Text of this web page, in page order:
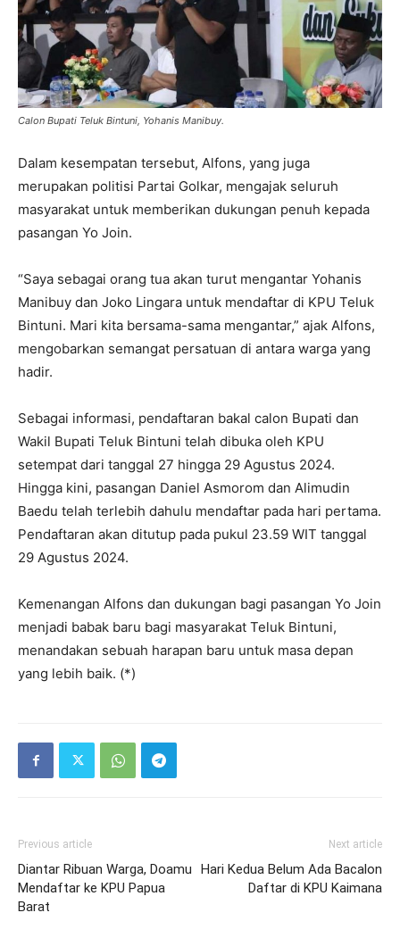
Calon Bupati Teluk Bintuni, Yohanis Manibuy.
Dalam kesempatan tersebut, Alfons, yang juga
merupakan politisi Partai Golkar, mengajak seluruh
masyarakat untuk memberikan dukungan penuh kepada
pasangan Yo Join.
“Saya sebagai orang tua akan turut mengantar Yohanis
Manibuy dan Joko Lingara untuk mendaftar di KPU Teluk
Bintuni. Mari kita bersama-sama mengantar,” ajak Alfons,
mengobarkan semangat persatuan di antara warga yang
hadir.
Sebagai informasi, pendaftaran bakal calon Bupati dan
Wakil Bupati Teluk Bintuni telah dibuka oleh KPU
setempat dari tanggal 27 hingga 29 Agustus 2024.
Hingga kini, pasangan Daniel Asmorom dan Alimudin
Baedu telah terlebih dahulu mendaftar pada hari pertama.
Pendaftaran akan ditutup pada pukul 23.59 WIT tanggal
29 Agustus 2024.
Kemenangan Alfons dan dukungan bagi pasangan Yo Join
menjadi babak baru bagi masyarakat Teluk Bintuni,
menandakan sebuah harapan baru untuk masa depan
yang lebih baik. (*)
Previous article
Diantar Ribuan Warga, Doamu
Mendaftar ke KPU Papua
Barat
Next article
Hari Kedua Belum Ada Bacalon
Daftar di KPU Kaimana